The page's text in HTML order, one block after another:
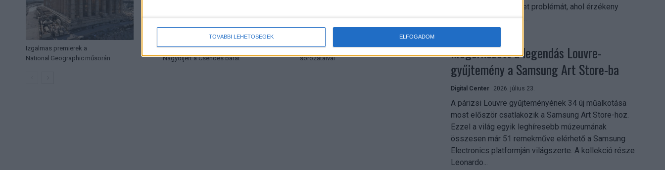
TOVÁBBI LEHETŐSÉGEK ELFOGADOM
Izgalmas premierek a
National Geographic műsorán
Versenyben a legjobb filmnek járó FIPRESCI
Nagydíjért a Csendes barát
Kulináris kalandok a TV Paprika új
sorozataival
különösen ott jelenthet problémát, ahol érzékeny
üzleti információkkal...
Megérkezett a legendás Louvre-
gyűjtemény a Samsung Art Store-ba
Digital Center 2026. július 23.
A párizsi Louvre gyűjteményének 34 új műalkotása
most először csatlakozik a Samsung Art Store-hoz.
Ezzel a világ egyik leghíresebb múzeumának
összesen már 51 remekműve elérhető a Samsung
Electronics platformján világszerte. A kollekció része
Leonardo...